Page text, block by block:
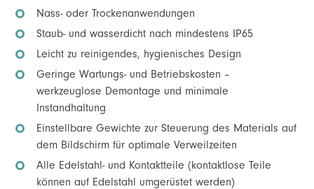
Nass- oder Trockenanwendungen
Staub- und wasserdicht nach mindestens IP65
Leicht zu reinigendes, hygienisches Design
Geringe Wartungs- und Betriebskosten –
werkzeuglose Demontage und minimale
Instandhaltung
Einstellbare Gewichte zur Steuerung des Materials auf
dem Bildschirm für optimale Verweilzeiten
Alle Edelstahl- und Kontaktteile (kontaktlose Teile
können auf Edelstahl umgerüstet werden)